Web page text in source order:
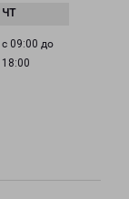
с 09:00 до
18:00